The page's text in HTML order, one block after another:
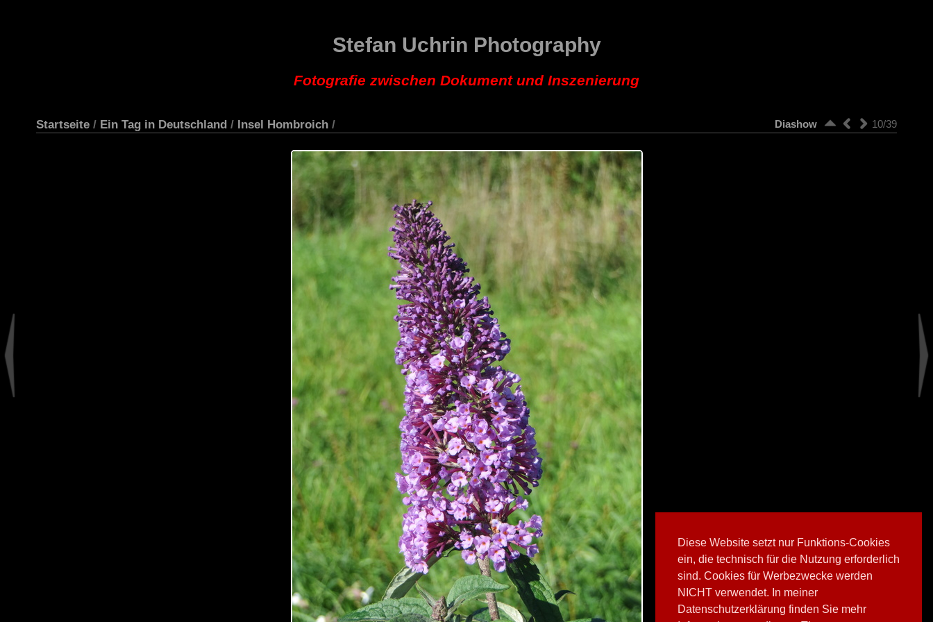
Diese Website setzt nur Funktions-Cookies
ein, die technisch für die Nutzung erforderlich
sind. Cookies für Werbezwecke werden
NICHT verwendet. In meiner
Datenschutzerklärung finden Sie mehr
Stefan Uchrin Photography
Fotografie zwischen Dokument und Inszenierung
Startseite / Ein Tag in Deutschland / Insel Hombroich / 10/39
Diashow